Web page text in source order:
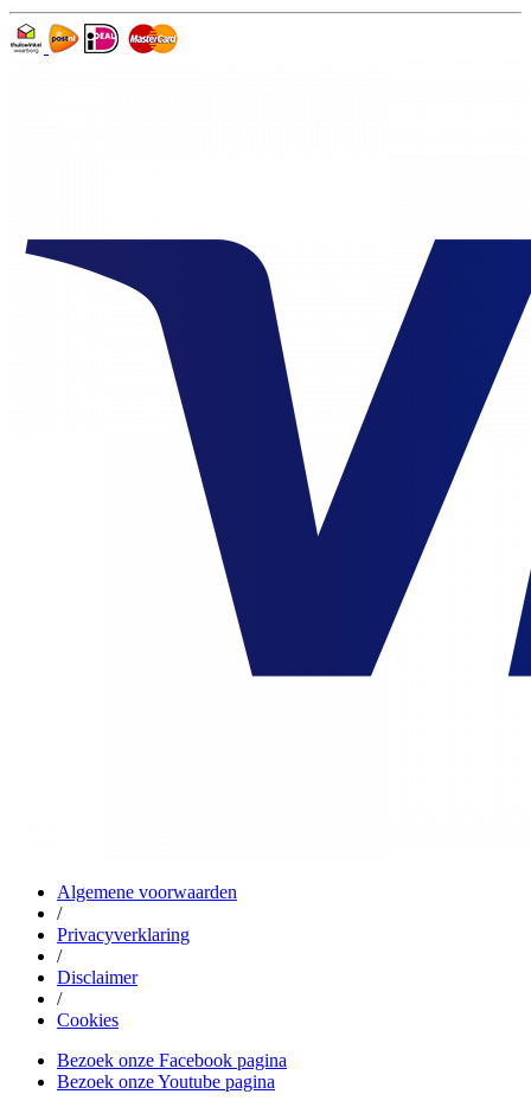
Algemene voorwaarden
/
Privacyverklaring
/
Disclaimer
/
Cookies
Bezoek onze Facebook pagina
Bezoek onze Youtube pagina